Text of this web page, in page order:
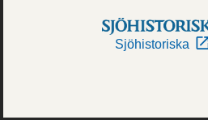
Sjöhistoriska